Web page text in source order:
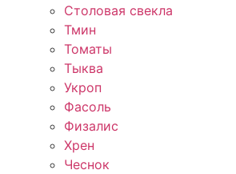
Столовая свекла
Тмин
Томаты
Тыква
Укроп
Фасоль
Физалис
Хрен
Чеснок